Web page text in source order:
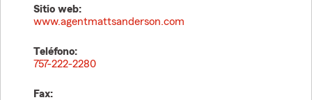
Sitio web:
www.agentmattsanderson.com
Teléfono:
757-222-2280
Fax: